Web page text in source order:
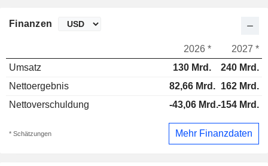
Finanzen
2026 *
2027 *
Umsatz
130 Mrd.
240 Mrd.
Nettoergebnis
82,66 Mrd. 162 Mrd.
Nettoverschuldung
-43,06 Mrd.-154 Mrd.
* Schätzungen Mehr Finanzdaten